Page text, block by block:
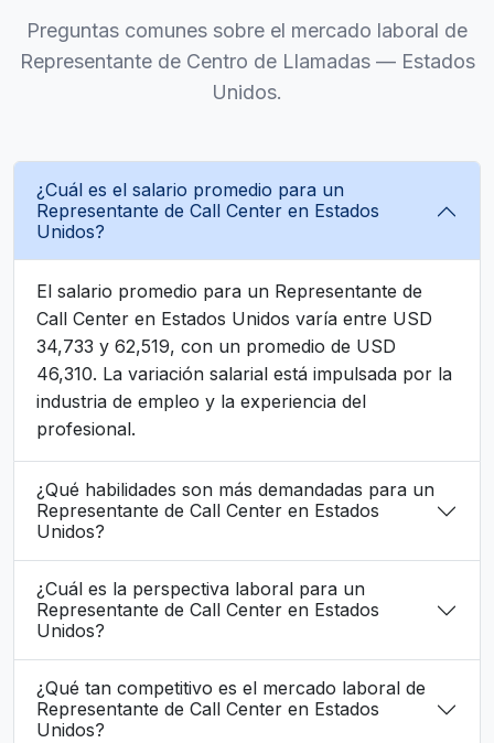
Preguntas comunes sobre el mercado laboral de
Representante de Centro de Llamadas — Estados
Unidos.
¿Cuál es el salario promedio para un
Representante de Call Center en Estados
Unidos?
El salario promedio para un Representante de
Call Center en Estados Unidos varía entre USD
34,733 y 62,519, con un promedio de USD
46,310. La variación salarial está impulsada por la
industria de empleo y la experiencia del
profesional.
¿Qué habilidades son más demandadas para un
Representante de Call Center en Estados
Unidos?
¿Cuál es la perspectiva laboral para un
Representante de Call Center en Estados
Unidos?
¿Qué tan competitivo es el mercado laboral de
Representante de Call Center en Estados
Unidos?